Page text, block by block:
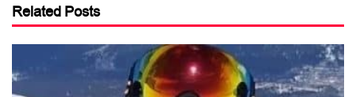
Related Posts